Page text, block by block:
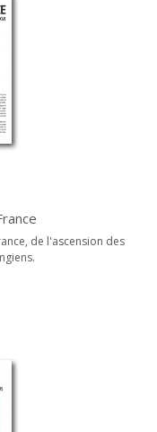
de l'ascension des